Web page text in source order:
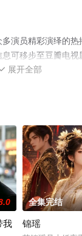
演员精彩演绎的
可移步至豆瓣电视
展开全部
我
全集完结
锦瑶